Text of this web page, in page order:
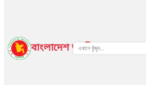
বাংলাদেশ জাতীয় তথ্য বাতায়ন